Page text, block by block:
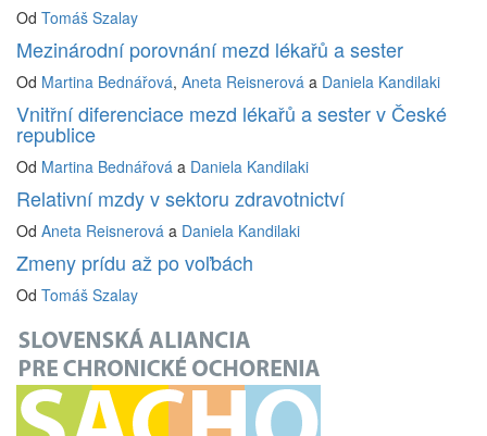
Od Tomáš Szalay
Mezinárodní porovnání mezd lékařů a sester
Od Martina Bednářová, Aneta Reisnerová a Daniela Kandilaki
Vnitřní diferenciace mezd lékařů a sester v České
republice
Od Martina Bednářová a Daniela Kandilaki
Relativní mzdy v sektoru zdravotnictví
Od Aneta Reisnerová a Daniela Kandilaki
Zmeny prídu až po voľbách
Od Tomáš Szalay